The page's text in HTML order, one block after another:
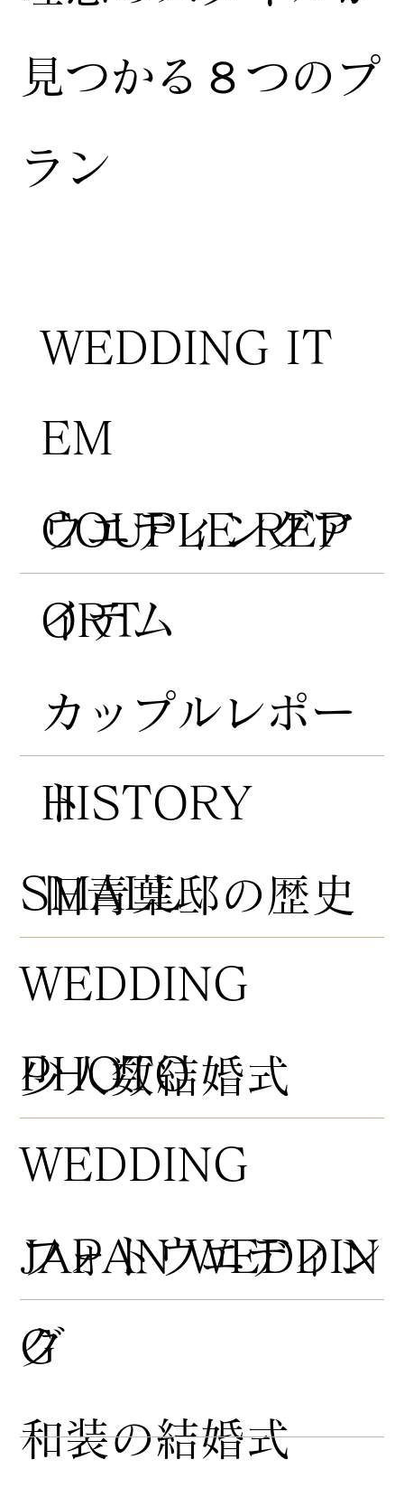
HISTORY
COUPLE REP
ORT
​旧青葉邸の歴史
見つかる８つのプ
ラン
​カップルレポー
ト
WEDDING IT
EM
​ウエディングア
イテム
​少人数結婚式
​SMALL
WEDDING
​フォトウエディン
グ
PHOTO
WEDDING
​和装の結婚式
JAPAN WEDDIN
G